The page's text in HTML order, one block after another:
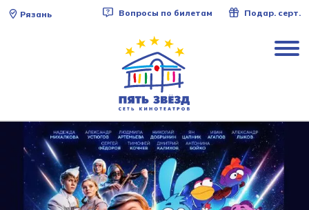
Рязань Вопросы по билетам Подар. серт.